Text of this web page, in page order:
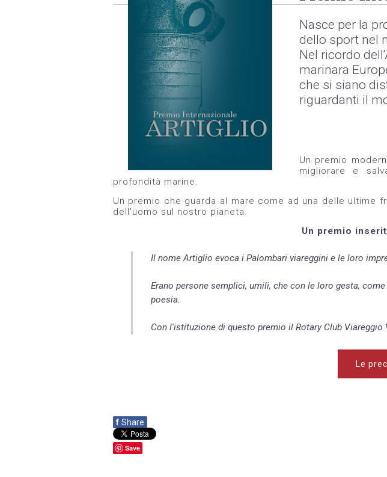
Nasce per la
dello sport nel
Nel ricordo
marinara
che si siano
riguardanti il
Un premio
migliorare e
profondità marine.
Un premio che guarda al mare come ad una delle ultime
dell'uomo sul nostro pianeta.
Un premio
Il nome Artiglio evoca i Palombari viareggini e le loro
Erano persone semplici, umili, che con le loro gesta,
poesia.
Con l'istituzione di questo premio il Rotary Club Viareggio
Le
f Share
Save